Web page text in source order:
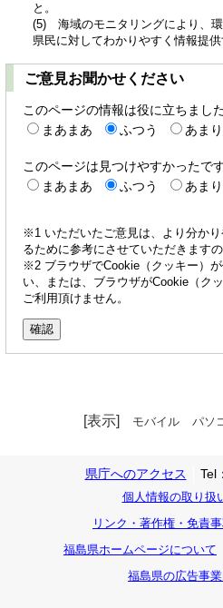
と。
(5) 海域のモニタリングにより、環
県民に対してわかりやすく情報提供
ご意見お聞かせください
このページの情報は役に立ちまし
まあまあ
ふつう あまり
このページは見つけやすかったで
まあまあ
ふつう あまり
※1 いただいたご意見は、より分か
るために参考にさせていただきます
※2 ブラウザでCookie（クッキー）
い、または、ブラウザがCookie（ク
ご利用頂けません。
[表示] モバイル パソ
県庁へのアクセス Tel：
個人情報の取り扱
リンク・著作権・免責
福島県ホームページについて
福島県の広告事